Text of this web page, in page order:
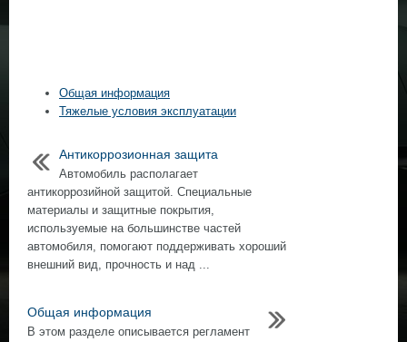
Общая информация
Тяжелые условия эксплуатации
Антикоррозионная защита
Автомобиль располагает
антикоррозийной защитой. Специальные
материалы и защитные покрытия,
используемые на большинстве частей
автомобиля, помогают поддерживать хороший
внешний вид, прочность и над ...
Общая информация
В этом разделе описывается регламент